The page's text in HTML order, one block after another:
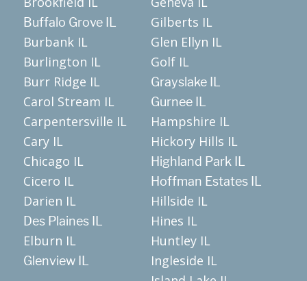
Buffalo Grove IL
Burbank IL
Burlington IL
Burr Ridge IL
Carol Stream IL
Carpentersville IL
Cary IL
Chicago IL
Cicero IL
Darien IL
Des Plaines IL
Elburn IL
Glenview IL
Gilberts IL
Glen Ellyn IL
Golf IL
Grayslake IL
Gurnee IL
Hampshire IL
Hickory Hills IL
Highland Park IL
Hoffman Estates IL
Hillside IL
Hines IL
Huntley IL
Ingleside IL